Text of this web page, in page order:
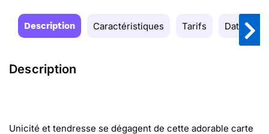
Description Caractéristiques Tarifs Date de
Description
Unicité et tendresse se dégagent de cette adorable carte